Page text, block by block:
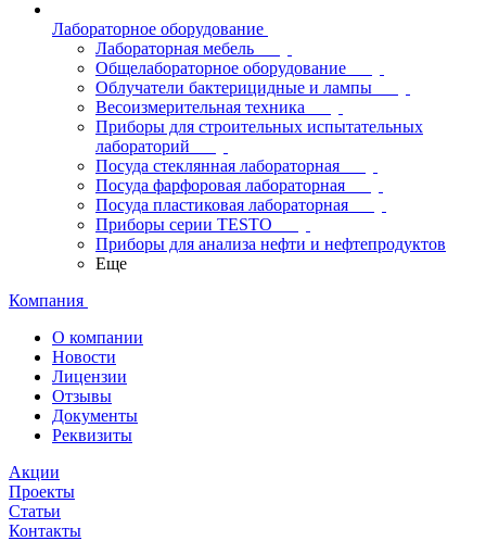
Лабораторное оборудование
Лабораторная мебель
Общелабораторное оборудование
Облучатели бактерицидные и лампы
Весоизмерительная техника
Приборы для строительных испытательных
лабораторий
Посуда стеклянная лабораторная
Посуда фарфоровая лабораторная
Посуда пластиковая лабораторная
Приборы серии TESTO
Приборы для анализа нефти и нефтепродуктов
Еще
Компания
О компании
Новости
Лицензии
Отзывы
Документы
Реквизиты
Акции
Проекты
Статьи
Контакты